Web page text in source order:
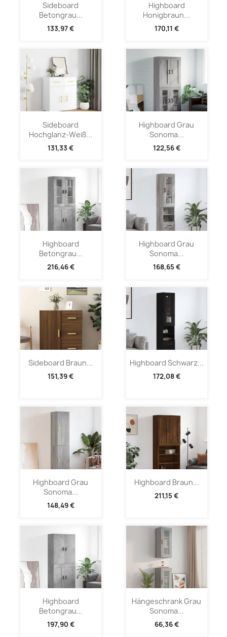
Sideboard
Betongrau...
133,97 €
Highboard
Honigbraun...
170,11 €
Sideboard
Hochglanz-Weiß...
131,33 €
Highboard Grau
Sonoma...
122,56 €
Highboard
Betongrau...
216,46 €
Highboard Grau
Sonoma...
168,65 €
Sideboard Braun...
151,39 €
Highboard Schwarz...
172,08 €
Highboard Grau
Sonoma...
148,49 €
Highboard Braun...
211,15 €
Highboard
Betongrau...
197,90 €
Hängeschrank Grau
Sonoma...
66,36 €